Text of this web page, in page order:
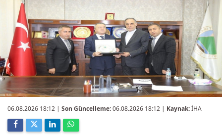
06.08.2026 18:12 | Son Güncelleme:06.08.2026 18:12 | Kaynak:İHA